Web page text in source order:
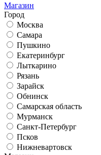
Магазин
Город
Москва
Самара
Пушкино
Екатеринбург
Лыткарино
Рязань
Зарайск
Обнинск
Самарская область
Мурманск
Санкт-Петербург
Псков
Нижневартовск